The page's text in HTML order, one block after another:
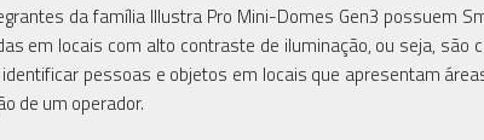
da família Illustra Pro Mini-Domes Gen3 possuem
em locais com alto contraste de iluminação, ou seja, são
pessoas e objetos em locais que apresentam
de um operador.